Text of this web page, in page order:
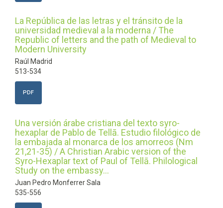
La República de las letras y el tránsito de la
universidad medieval a la moderna / The
Republic of letters and the path of Medieval to
Modern University
Raúl Madrid
513-534
PDF
Una versión árabe cristiana del texto syro-
hexaplar de Pablo de Tellā. Estudio filológico de
la embajada al monarca de los amorreos (Nm
21,21-35) / A Christian Arabic version of the
Syro-Hexaplar text of Paul of Tellā. Philological
Study on the embassy...
Juan Pedro Monferrer Sala
535-556